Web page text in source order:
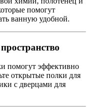
помогут
ванную удобной.
помогут эффективно
открытые полки для
с дверцами для